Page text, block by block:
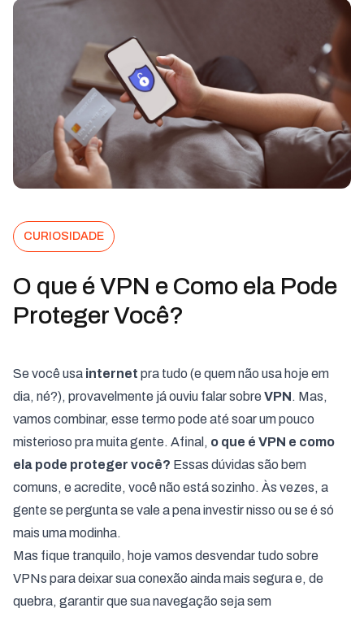
CURIOSIDADE
O que é VPN e Como ela Pode
Proteger Você?
Se você usa internet pra tudo (e quem não usa hoje em
dia, né?), provavelmente já ouviu falar sobre VPN. Mas,
vamos combinar, esse termo pode até soar um pouco
misterioso pra muita gente. Afinal, o que é VPN e como
ela pode proteger você? Essas dúvidas são bem
comuns, e acredite, você não está sozinho. Às vezes, a
gente se pergunta se vale a pena investir nisso ou se é só
mais uma modinha.
Mas fique tranquilo, hoje vamos desvendar tudo sobre
VPNs para deixar sua conexão ainda mais segura e, de
quebra, garantir que sua navegação seja sem